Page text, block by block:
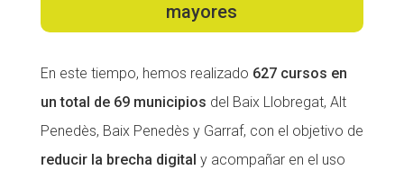
mayores
En este tiempo, hemos realizado 627 cursos en
un total de 69 municipios del Baix Llobregat, Alt
Penedès, Baix Penedès y Garraf, con el objetivo de
reducir la brecha digital y acompañar en el uso
COL·LABORA
Fes voluntariat
Fes un donatiu